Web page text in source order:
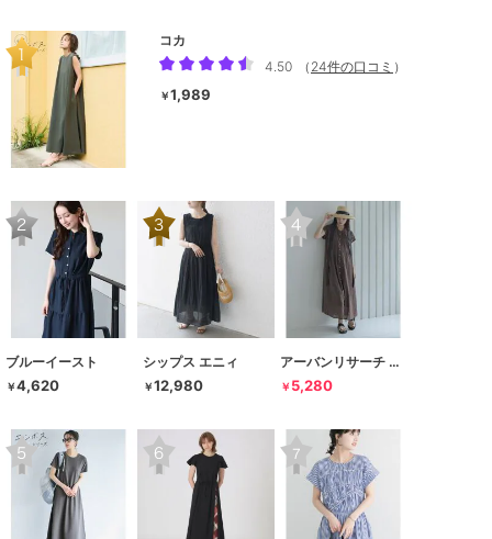
コカ
4.50
（ 24件の口コミ ）
￥1,989
ブルーイースト
￥4,620
シップス エニィ
￥12,980
アーバンリサーチ サニーレーベル
￥ 5,280